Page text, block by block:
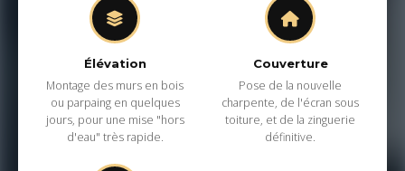
Élévation
Montage des murs en bois
ou parpaing en quelques
jours, pour une mise "hors
d'eau" très rapide.
Couverture
Pose de la nouvelle
charpente, de l'écran sous
toiture, et de la zinguerie
définitive.